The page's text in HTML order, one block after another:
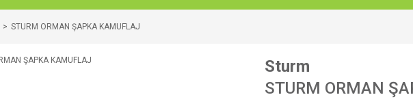
STURM ORMAN ŞAPKA KAMUFLAJ
Sturm
STURM ORMAN